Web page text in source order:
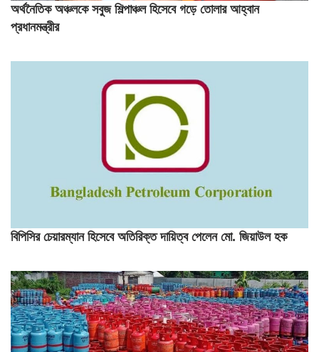
অর্থনৈতিক অঞ্চলকে সবুজ শিল্পাঞ্চল হিসেবে গড়ে তোলার আহ্বান
প্রধানমন্ত্রীর
বিপিসির চেয়ারম্যান হিসেবে অতিরিক্ত দায়িত্ব পেলেন মো. জিয়াউল হক